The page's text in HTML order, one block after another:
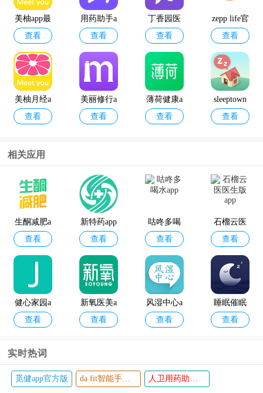
美柚app最
新版
查看
用药助手a
pp
查看
丁香园医
学论坛app
查看
zepp life官
方版
查看
美柚月经a
pp
查看
美丽修行a
pp
查看
薄荷健康a
pp官方正
查看
sleeptown
睡眠小镇
查看
华为穿戴a
pp
查看
京东健康a
pp最新版
查看
相关应用
生酮减肥a
pp
查看
新特药app
查看
咕咚多喝
水app
查看
石榴云医
医生版app
查看
健心家园a
pp
查看
新氧医美a
pp
查看
风湿中心a
pp
查看
睡眠催眠
大师官方
查看
看舌头app 健康之路
实时热词
觅健app官方版